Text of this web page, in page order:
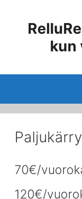
kun
Paljukärry
70€/
120€/